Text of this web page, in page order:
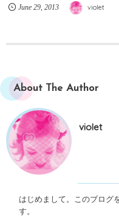
June 29, 2013 violet
About The Author
violet
はじめまして。このブログ
す。